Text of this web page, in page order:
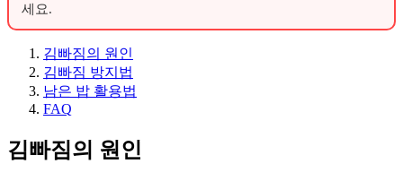
세요.
김빠짐의 원인
김빠짐 방지법
남은 밥 활용법
FAQ
김빠짐의 원인